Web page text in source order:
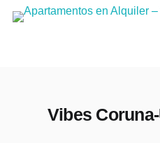
Skip
Vibes